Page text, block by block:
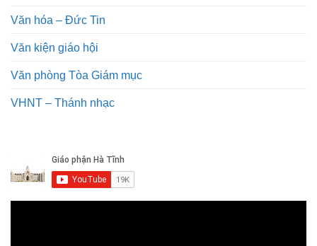
Văn hóa – Đức Tin
Văn kiện giáo hội
Văn phòng Tòa Giám mục
VHNT – Thánh nhạc